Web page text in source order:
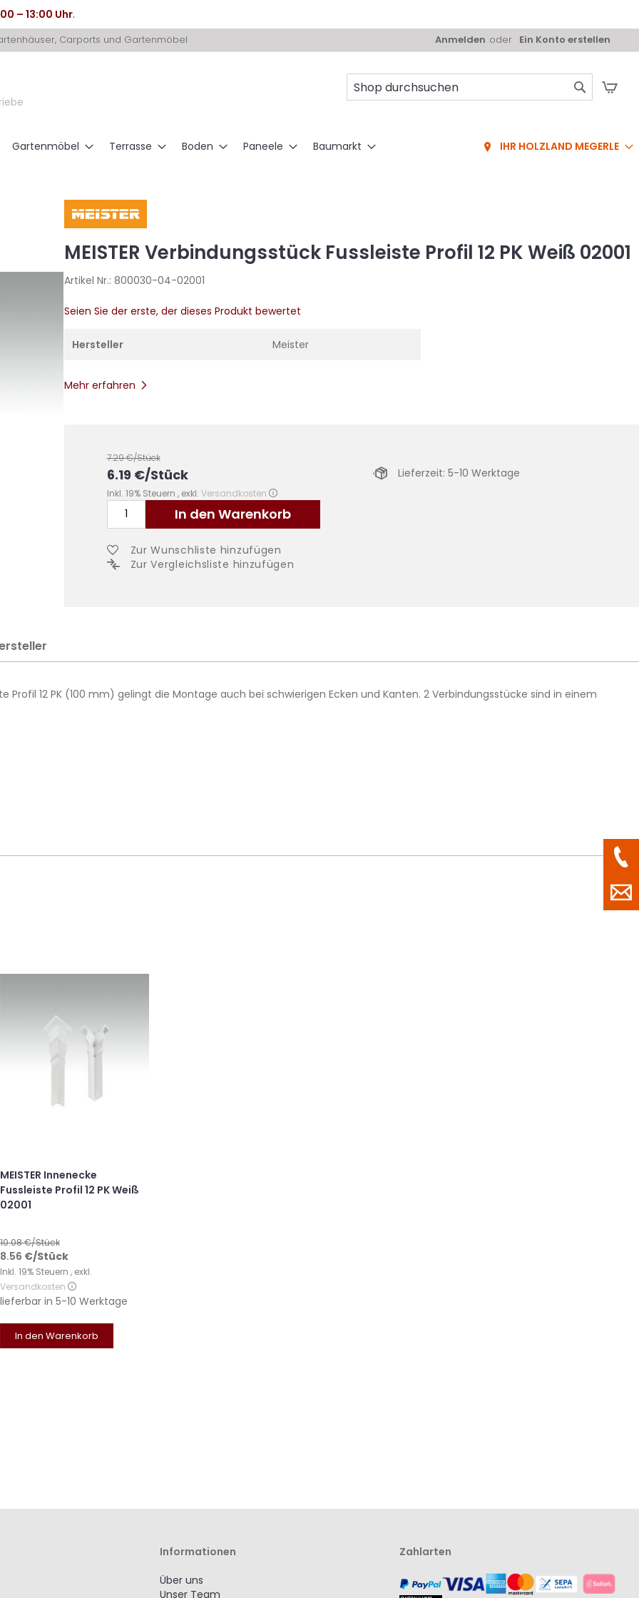
– 13:00 Uhr.
Carports und Gartenmöbel Anmelden Ein Konto erstellen
Gartenmöbel Terrasse Boden Paneele Baumarkt IHR HOLZLAND MEGERLE
MEISTER Verbindungsstück Fussleiste Profil 12 PK Weiß 02001
Artikel Nr.: 800030-04-02001
Seien Sie der erste, der dieses Produkt bewertet
Hersteller Meister
Mehr erfahren
7.29€/Stück
6.19 €/Stück
Inkl. 19% Steuern , exkl. Versandkosten
In den Warenkorb
Lieferzeit: 5-10 Werktage
Zur Wunschliste hinzufügen
Zur Vergleichsliste hinzufügen
12 PK (100 mm) gelingt die Montage auch bei schwierigen Ecken und Kanten. 2 Verbindungsstücke sind in einem
MEISTER Innenecke
Fussleiste Profil 12 PK Weiß
02001
10.08€/Stück
8.56 €/Stück
Inkl. 19% Steuern , exkl.
Versandkosten
lieferbar in 5-10 Werktage
In den Warenkorb
Informationen
Über uns
Unser Team
Zahlarten